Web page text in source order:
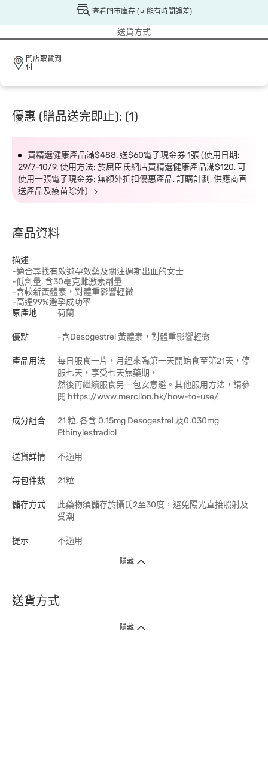
查看門市庫存 (可能有時間誤差)
送貨方式
門店取貨到
付
優惠 (贈品送完即止): (1)
買精選健康產品滿$488, 送$60電子現金券 1張 (使用日期:
29/7-10/9, 使用方法: 於屈臣氏網店買精選健康產品滿$120, 可
使用一張電子現金券; 無額外折扣優惠產品, 訂購計劃, 供應商直
送產品及疫苗除外)
產品資料
描述
-適合尋找有效避孕效藥及關注週期出血的女士
-低劑量, 含30亳克雌激素劑量
-含較新黃體素，對體重影響輕微
-高達99%避孕成功率
原產地
荷蘭
優點 -含Desogestrel 黃體素，對體重影響輕微
產品用法
每日服食一片，月經來臨第一天開始食至第21天，停
服七天，享受七天無藥期，
然後再繼續服食另一包安意避。其他服用方法，請參
閱 https://www.mercilon.hk/how-to-use/
成分組合
21 粒, 各含 0.15mg Desogestrel 及0.030mg
Ethinylestradiol
送貨詳情 不適用
每包件數 21粒
儲存方式
此藥物須儲存於攝氏2至30度，避免陽光直接照射及
受潮
提示 不適用
隱藏
送貨方式
1. 送貨到府（受衛生署條例規管產品除外 ）
隱藏